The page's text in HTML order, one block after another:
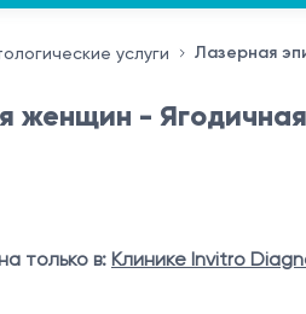
услуги Лазерная
женщин -
только в: Клинике Invitro